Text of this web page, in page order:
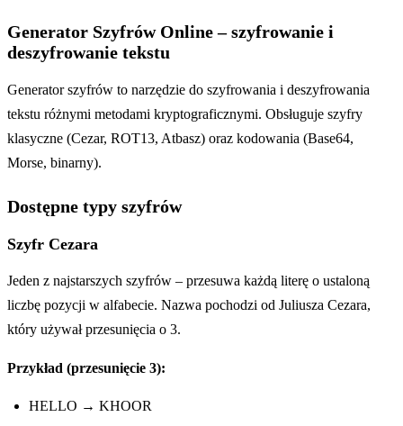
Generator Szyfrów Online – szyfrowanie i
deszyfrowanie tekstu
Generator szyfrów to narzędzie do szyfrowania i deszyfrowania
tekstu różnymi metodami kryptograficznymi. Obsługuje szyfry
klasyczne (Cezar, ROT13, Atbasz) oraz kodowania (Base64,
Morse, binarny).
Dostępne typy szyfrów
Szyfr Cezara
Jeden z najstarszych szyfrów – przesuwa każdą literę o ustaloną
liczbę pozycji w alfabecie. Nazwa pochodzi od Juliusza Cezara,
który używał przesunięcia o 3.
Przykład (przesunięcie 3):
HELLO → KHOOR